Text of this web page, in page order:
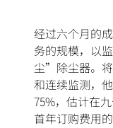
经过六个月的
务的规模，以
尘”除尘器。
和连续监测，
75%，估计在
首年订购费用